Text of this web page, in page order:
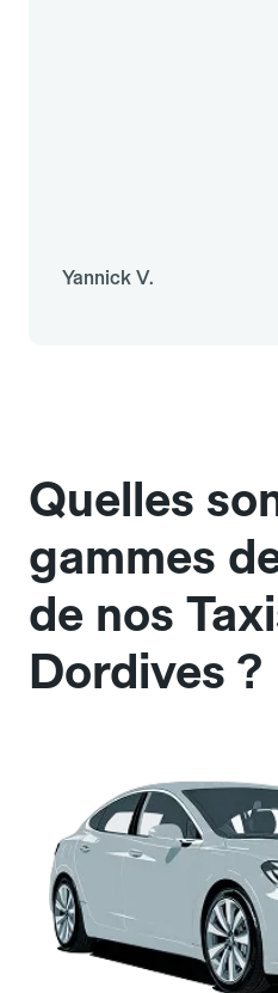
Yannick V.
Quelles
gammes
de nos
Dordives ?